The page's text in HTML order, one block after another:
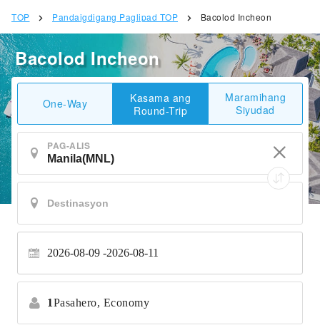
TOP Pandaigdigang Paglipad TOP Bacolod Incheon
Bacolod Incheon
One-Way
Kasama ang
Round-Trip
Maramihang
Siyudad
PAG-ALIS
2026-08-09 2026-08-11
1Pasahero, Economy